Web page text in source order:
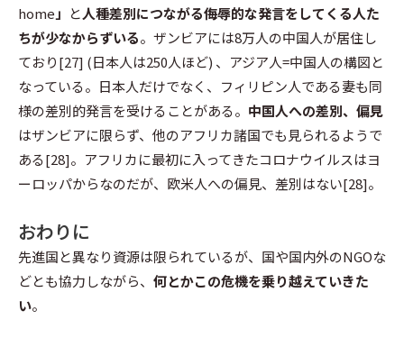
home 」 と人種差別につながる侮辱的な発言をしてくる人た
ちが少なからずいる。ザンビアには8万人の中国人が居住し
ており[27] (日本人は250人ほど) 、アジア人=中国人の構図と
なっている。日本人だけでなく、フィリピン人である妻も同
様の差別的発言を受けることがある。 中国人への差別、偏見
はザンビアに限らず、他のアフリカ諸国でも見られるようで
ある[28]。アフリカに最初に入ってきたコロナウイルスはヨ
ーロッパからなのだが、欧米人への偏見、差別はない[28]。
おわりに
先進国と異なり資源は限られているが、国や国内外のNGOな
どとも協力しながら、 何とかこの危機を乗り越えていきた
い。